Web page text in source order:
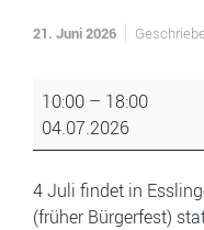
21. Juni 2026
P02
beim
Esslinger
10:00 – 18:00
04.07.2026
4 Juli findet in
(früher Bürgerfest)